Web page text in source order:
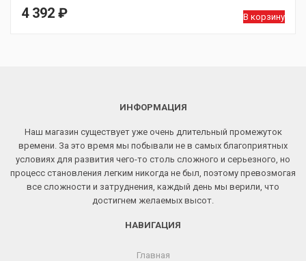
4 392 ₽ В корзину
ИНФОРМАЦИЯ
Наш магазин существует уже очень длительный промежуток
времени. За это время мы побывали не в самых благоприятных
условиях для развития чего-то столь сложного и серьезного, но
процесс становления легким никогда не был, поэтому превозмогая
все сложности и затруднения, каждый день мы верили, что
достигнем желаемых высот.
НАВИГАЦИЯ
Главная